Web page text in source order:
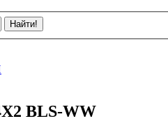
BLS-WW